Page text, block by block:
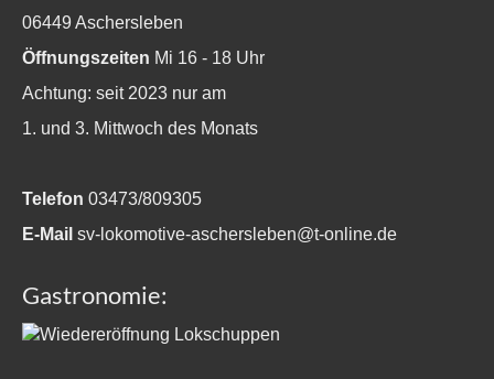
06449 Aschersleben
Öffnungszeiten Mi 16 - 18 Uhr
Achtung: seit 2023 nur am
1. und 3. Mittwoch des Monats
Telefon 03473/809305
E-Mail sv-lokomotive-aschersleben@t-online.de
Gastronomie: